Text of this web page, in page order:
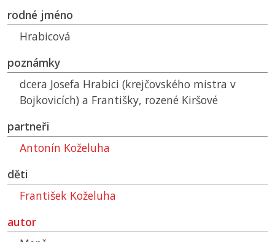
rodné jméno
Hrabicová
poznámky
dcera Josefa Hrabici (krejčovského mistra v
Bojkovicích) a Františky, rozené Kiršové
partneři
Antonín Koželuha
děti
František Koželuha
autor